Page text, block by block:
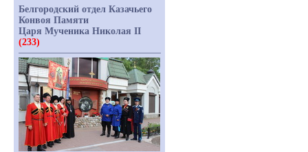
Белгородский отдел Казачьего
Конвоя Памяти
Царя Мученика Николая II
(233)